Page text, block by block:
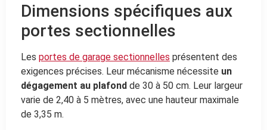
Dimensions spécifiques aux
portes sectionnelles
Les portes de garage sectionnelles présentent des
exigences précises. Leur mécanisme nécessite un
dégagement au plafond de 30 à 50 cm. Leur largeur
varie de 2,40 à 5 mètres, avec une hauteur maximale
de 3,35 m.